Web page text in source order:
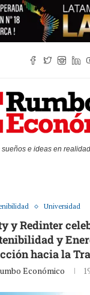
sueños e ideas en
Universidad
y Redinter
y
hacia la
Económico